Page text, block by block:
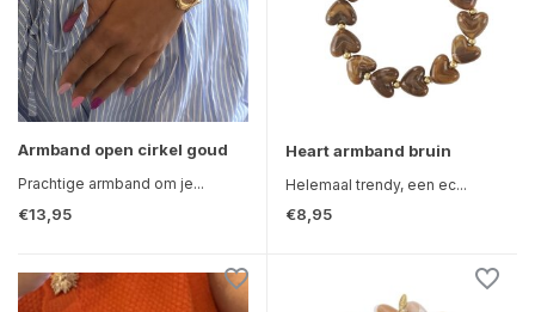
Armband open cirkel goud
Prachtige armband om je...
€13,95
Heart armband bruin
Helemaal trendy, een ec...
€8,95